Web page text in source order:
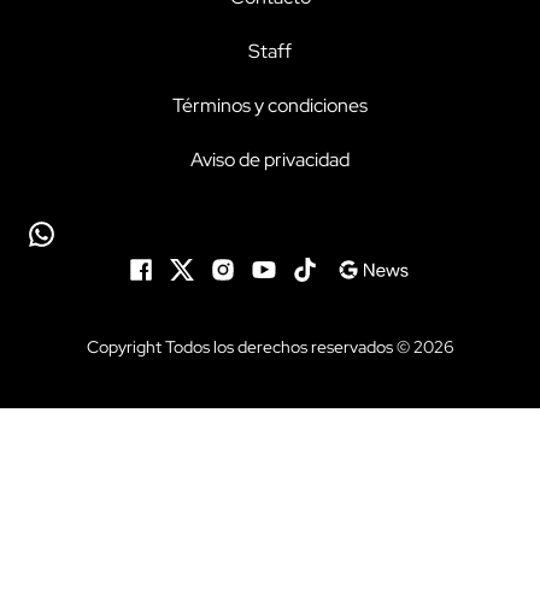
Staff
Términos y condiciones
Aviso de privacidad
Copyright Todos los derechos reservados © 2026